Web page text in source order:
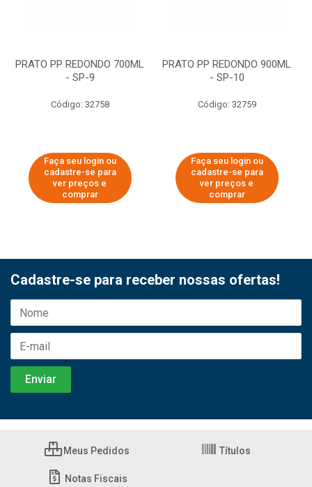
PRATO PP REDONDO 700ML
- SP-9
Código: 32758
Faça seu login ou
cadastre-se para
ver preços e
comprar
PRATO PP REDONDO 900ML
- SP-10
Código: 32759
Faça seu login ou
cadastre-se para
ver preços e
comprar
Cadastre-se para receber nossas ofertas!
Meus Pedidos Títulos
Notas Fiscais